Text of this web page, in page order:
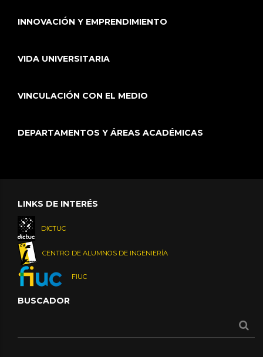
INNOVACIÓN Y EMPRENDIMIENTO
VIDA UNIVERSITARIA
VINCULACIÓN CON EL MEDIO
DEPARTAMENTOS Y ÁREAS ACADÉMICAS
LINKS DE INTERÉS
DICTUC
CENTRO DE ALUMNOS DE INGENIERÍA
FIUC
BUSCADOR